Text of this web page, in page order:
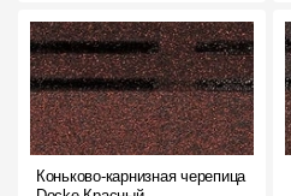
Коньково-карнизная черепица